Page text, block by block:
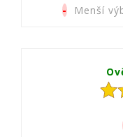
- Menší